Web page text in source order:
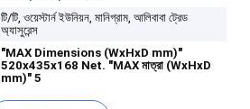
টি/টি, ওয়েস্টার্ন ইউনিয়ন, মানিগ্রাম, আলিবাবা ট্রেড
অ্যাসুরেন্স
"MAX Dimensions (WxHxD mm)"
520x435x168 Net. "MAX মাত্রা (WxHxD
mm)" 5